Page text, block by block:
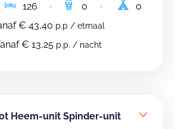
126 0
0
€ 43,40 p.p / etmaal
€ 13,25 p.p. / nacht
Heem-unit Spinder-unit